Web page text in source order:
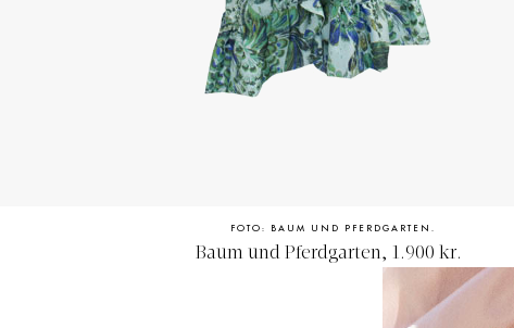
FOTO: BAUM UND PFERDGARTEN.